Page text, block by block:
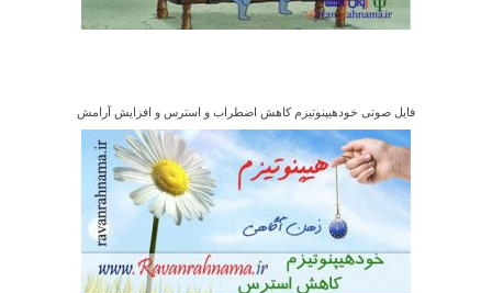
فایل صوتی خودهیپنوتیزم کاهش اضطراب و استرس و افزایش آرامش